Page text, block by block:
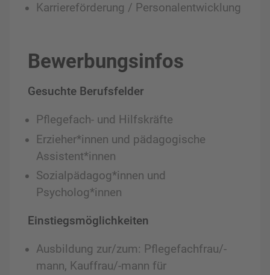
Karriereförderung / Personalentwicklung
Bewerbungsinfos
Gesuchte Berufsfelder
Pflegefach- und Hilfskräfte
Erzieher*innen und pädagogische
Assistent*innen
Sozialpädagog*innen und
Psycholog*innen
Einstiegsmöglichkeiten
Ausbildung zur/zum: Pflegefachfrau/-
mann, Kauffrau/-mann für